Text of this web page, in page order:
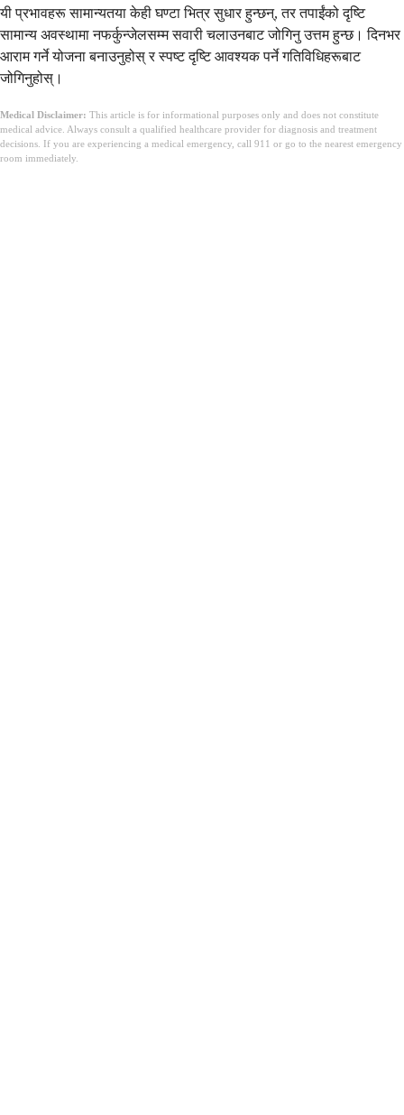
यी प्रभावहरू सामान्यतया केही घण्टा भित्र सुधार हुन्छन्, तर तपाईंको दृष्टि
सामान्य अवस्थामा नफर्कुन्जेलसम्म सवारी चलाउनबाट जोगिनु उत्तम हुन्छ। दिनभर
आराम गर्ने योजना बनाउनुहोस् र स्पष्ट दृष्टि आवश्यक पर्ने गतिविधिहरूबाट
जोगिनुहोस्।
Medical Disclaimer: This article is for informational purposes only and does not constitute
medical advice. Always consult a qualified healthcare provider for diagnosis and treatment
decisions. If you are experiencing a medical emergency, call 911 or go to the nearest emergency
room immediately.